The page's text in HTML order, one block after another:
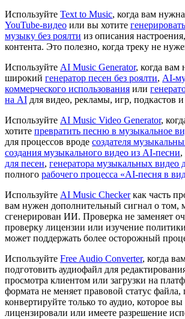
Используйте Text to Music, когда вам нужна
YouTube-видео или вы хотите
музыку без роялти из описания
контента. Это полезно, когда треку не
Используйте AI Music Generator, когда вам
широкий генератор песен без роялти, AI-
коммерческого использования или
на AI для видео, рекламы, игр, подкастов
Используйте AI Music Video Generator,
хотите превратить песню в музыкальное
для процессов вроде создателя
создания музыкального видео из AI-песни,
для песен, генератора музыкальных видео
полного рабочего процесса «AI-песня в
Используйте AI Music Checkerкак часть
вам нужен дополнительный сигнал о том,
сгенерирован ИИ. Проверка не заменяет
проверку лицензии или изучение
может поддержать более осторожный
Используйте Free Audio Converter, когда
подготовить аудиофайл для
просмотра клиентом или загрузки на
формата не меняет правовой статус файла,
конвертируйте только то аудио, которое вы
лицензировали или имеете разрешение